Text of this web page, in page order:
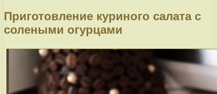
Приготовление куриного салата с
солеными огурцами